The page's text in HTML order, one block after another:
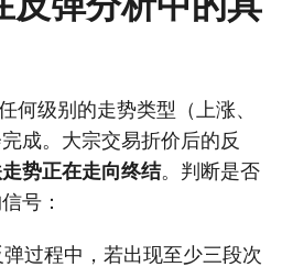
何级别的走势类型（上涨、
成。大宗交易折价后的反
势正在走向终结。判断是否
号：
弹过程中，若出现至少三段次